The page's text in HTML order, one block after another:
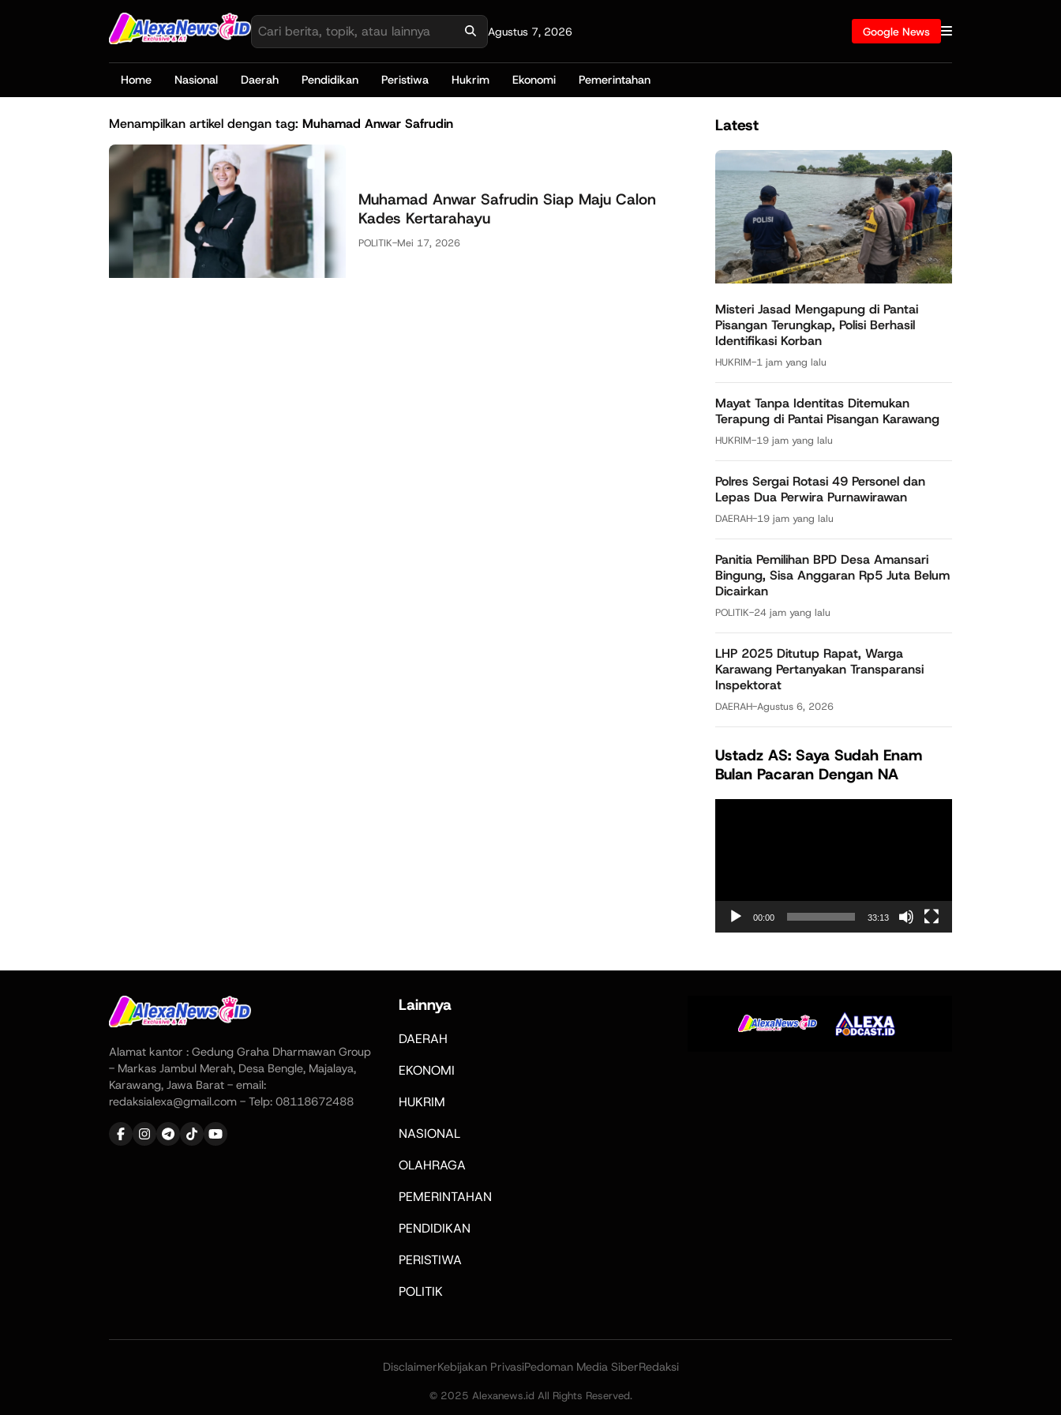
Agustus 7, 2026 Google News
Home Nasional Daerah Pendidikan Peristiwa Hukrim Ekonomi Pemerintahan
Menampilkan artikel dengan tag: Muhamad Anwar Safrudin
Muhamad Anwar Safrudin Siap Maju Calon
Kades Kertarahayu
POLITIK-Mei 17, 2026
Latest
Misteri Jasad Mengapung di Pantai
Pisangan Terungkap, Polisi Berhasil
Identifikasi Korban
HUKRIM-1 jam yang lalu
Mayat Tanpa Identitas Ditemukan
Terapung di Pantai Pisangan Karawang
HUKRIM-19 jam yang lalu
Polres Sergai Rotasi 49 Personel dan
Lepas Dua Perwira Purnawirawan
DAERAH-19 jam yang lalu
Panitia Pemilihan BPD Desa Amansari
Bingung, Sisa Anggaran Rp5 Juta Belum
Dicairkan
POLITIK-24 jam yang lalu
LHP 2025 Ditutup Rapat, Warga
Karawang Pertanyakan Transparansi
Inspektorat
DAERAH-Agustus 6, 2026
Ustadz AS: Saya Sudah Enam
Bulan Pacaran Dengan NA
00:00 33:13
Alamat kantor : Gedung Graha Dharmawan Group
- Markas Jambul Merah, Desa Bengle, Majalaya,
Karawang, Jawa Barat - email:
redaksialexa@gmail.com - Telp: 08118672488
Lainnya
DAERAH
EKONOMI
HUKRIM
NASIONAL
OLAHRAGA
PEMERINTAHAN
PENDIDIKAN
PERISTIWA
POLITIK
DisclaimerKebijakan PrivasiPedoman Media SiberRedaksi
© 2025 Alexanews.id All Rights Reserved.